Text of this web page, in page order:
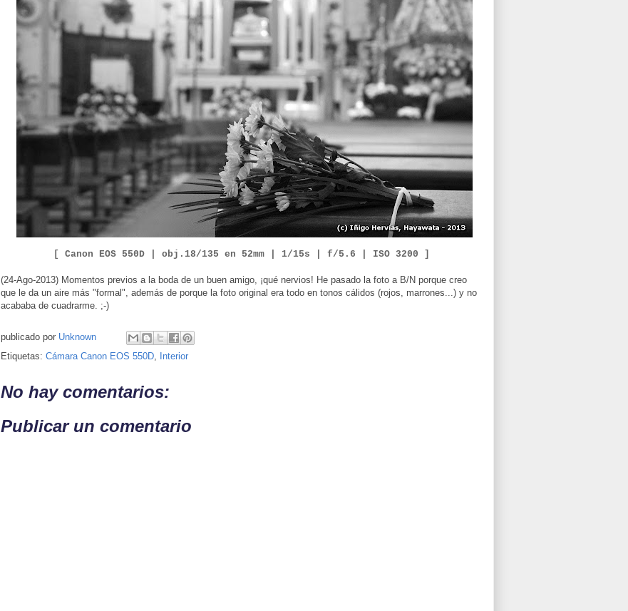
[ Canon EOS 550D | obj. 18/135 en 52mm | 1/15s | f/5.6 | ISO 3200 ]
(24-Ago-2013) Momentos previos a la boda de un buen amigo, ¡qué nervios! He pasado la foto a B/N porque creo
que le da un aire más "formal", además de porque la foto original era todo en tonos cálidos (rojos, marrones...) y no
acababa de cuadrarme. ;-)
publicado por Unknown
Etiquetas: Cámara Canon EOS 550D, Interior
No hay comentarios:
Publicar un comentario